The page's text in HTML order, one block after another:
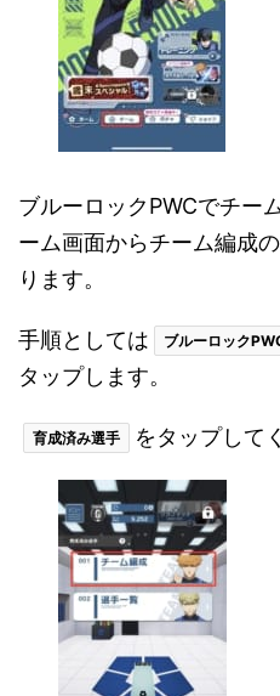
ブルーロックPWCでチー
ーム画面からチーム編成
ります。
手順としては ブルーロック
タップします。
育成済み選手 をタップして